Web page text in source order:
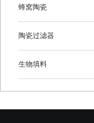
蜂窝陶瓷
陶瓷过滤器
生物填料